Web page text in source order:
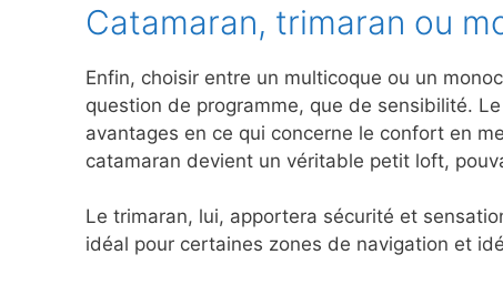
Catamaran, trimaran ou
Enfin, choisir entre un multicoque ou un
question de programme, que de sensibilité.
avantages en ce qui concerne le confort en
catamaran devient un véritable petit loft,
Le trimaran, lui, apportera sécurité et
idéal pour certaines zones de navigation et